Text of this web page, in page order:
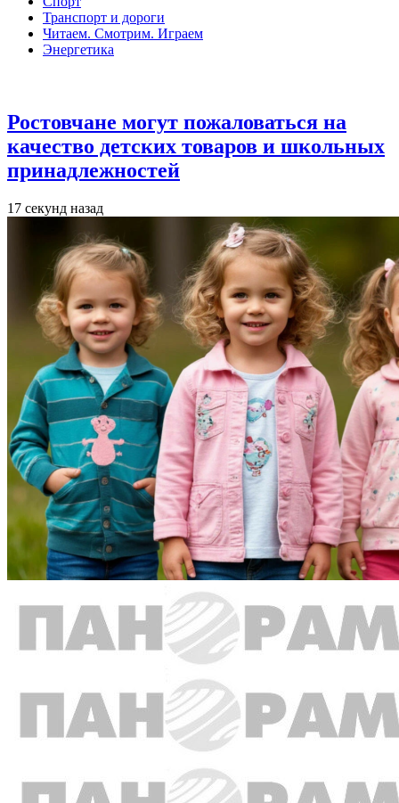
Транспорт и дороги
Читаем. Смотрим. Играем
Энергетика
Ростовчане могут пожаловаться на
качество детских товаров и школьных
принадлежностей
17 секунд назад